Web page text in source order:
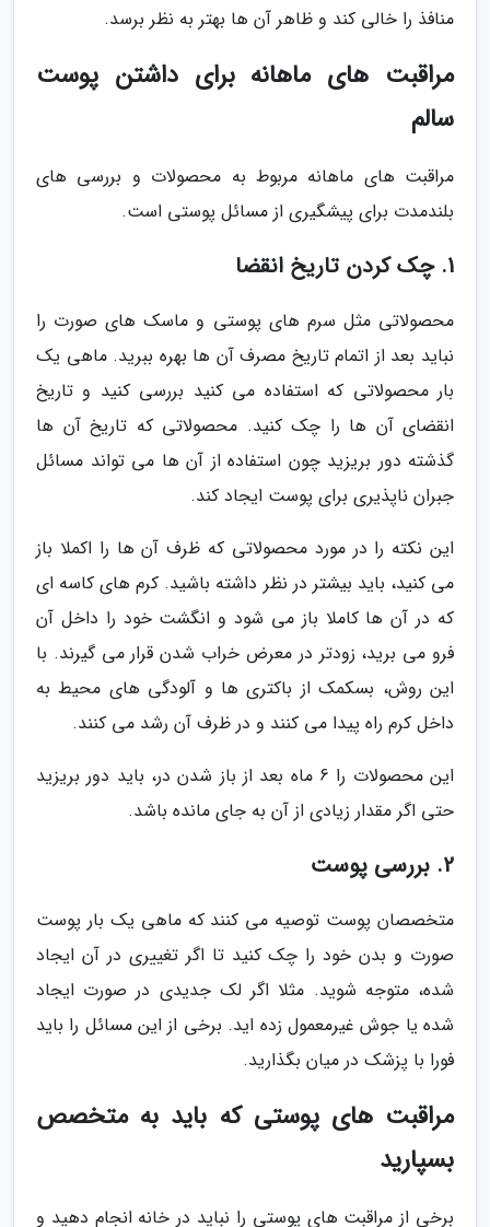
منافذ را خالی کند و ظاهر آن ها بهتر به نظر برسد.
مراقبت های ماهانه برای داشتن پوست
سالم
مراقبت های ماهانه مربوط به محصولات و بررسی های
بلندمدت برای پیشگیری از مسائل پوستی است.
1. چک کردن تاریخ انقضا
محصولاتی مثل سرم های پوستی و ماسک های صورت را
نباید بعد از اتمام تاریخ مصرف آن ها بهره ببرید. ماهی یک
بار محصولاتی که استفاده می کنید بررسی کنید و تاریخ
انقضای آن ها را چک کنید. محصولاتی که تاریخ آن ها
گذشته دور بریزید چون استفاده از آن ها می تواند مسائل
جبران ناپذیری برای پوست ایجاد کند.
این نکته را در مورد محصولاتی که ظرف آن ها را اکملا باز
می کنید، باید بیشتر در نظر داشته باشید. کرم های کاسه ای
که در آن ها کاملا باز می شود و انگشت خود را داخل آن
فرو می برید، زودتر در معرض خراب شدن قرار می گیرند. با
این روش، بسکمک از باکتری ها و آلودگی های محیط به
داخل کرم راه پیدا می کنند و در ظرف آن رشد می کنند.
این محصولات را 6 ماه بعد از باز شدن در، باید دور بریزید
حتی اگر مقدار زیادی از آن به جای مانده باشد.
2. بررسی پوست
متخصصان پوست توصیه می کنند که ماهی یک بار پوست
صورت و بدن خود را چک کنید تا اگر تغییری در آن ایجاد
شده، متوجه شوید. مثلا اگر لک جدیدی در صورت ایجاد
شده یا جوش غیرمعمول زده اید. برخی از این مسائل را باید
فورا با پزشک در میان بگذارید.
مراقبت های پوستی که باید به متخصص
بسپارید
برخی از مراقبت های پوستی را نباید در خانه انجام دهید و